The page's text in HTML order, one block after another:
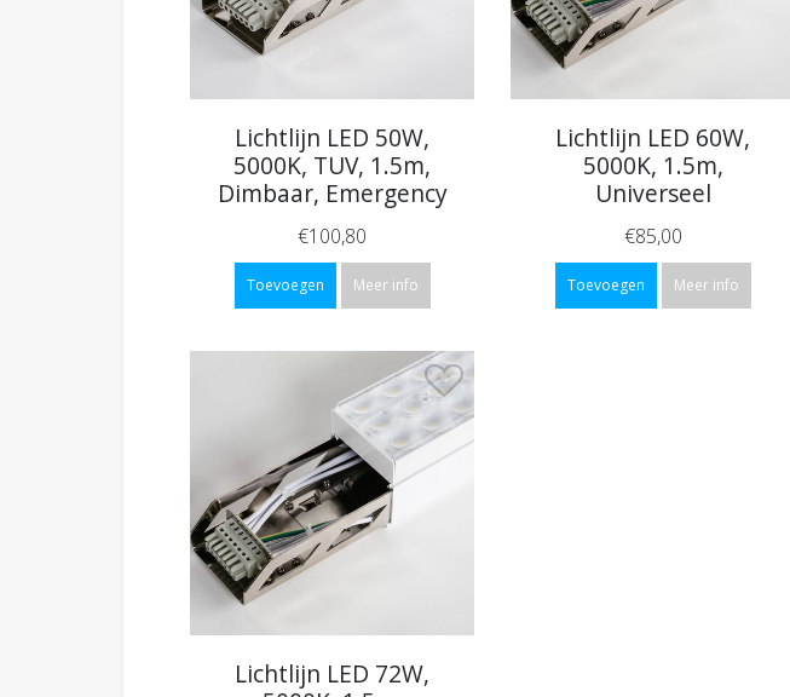
Lichtlijn LED 50W,
5000K, TUV, 1.5m,
Dimbaar, Emergency
€100,80
Toevoegen Meer info
Lichtlijn LED 60W,
5000K, 1.5m,
Universeel
€85,00
Toevoegen Meer info
Lichtlijn LED 72W,